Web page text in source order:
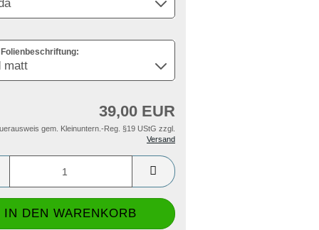
Folienbeschriftung:
39,00 EUR
gem. Kleinuntern.-Reg. §19 UStG zzgl.
Versand